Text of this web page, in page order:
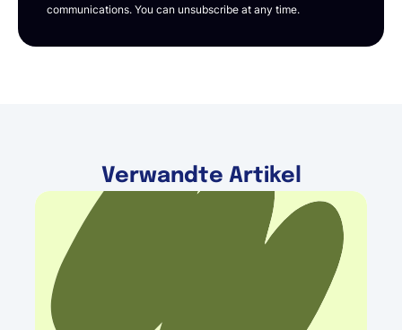
communications. You can unsubscribe at any time.
Verwandte Artikel